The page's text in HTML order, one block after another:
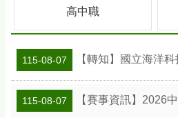
高中職
115-08-07 【轉知】國立海洋科技博物館辦理「漲
115-08-07 【賽事資訊】2026中正盃決